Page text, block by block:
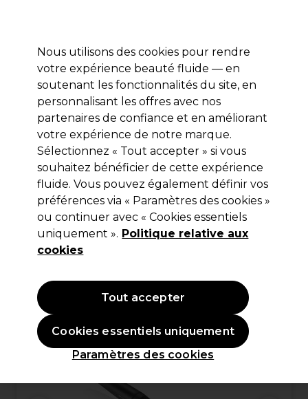
Se connecter
Marques Bons plans Coiffure Electro et Matériel
Livraison et délais
lire la suite
ghd Chronos Fer à Boucler Conique
Noir
(0)
169,99 €Hors TVA
Nous utilisons des cookies pour rendre
votre expérience beauté fluide — en
soutenant les fonctionnalités du site, en
personnalisant les offres avec nos
partenaires de confiance et en améliorant
votre expérience de notre marque.
Sélectionnez « Tout accepter » si vous
souhaitez bénéficier de cette expérience
fluide. Vous pouvez également définir vos
préférences via « Paramètres des cookies »
ou continuer avec « Cookies essentiels
uniquement ». Politique relative aux
cookies
Paramètres des cookies
Cookies essentiels uniquement
Tout accepter